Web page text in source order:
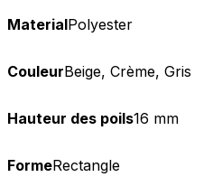
MaterialPolyester
CouleurBeige, Crème, Gris
Hauteur des poils16 mm
FormeRectangle